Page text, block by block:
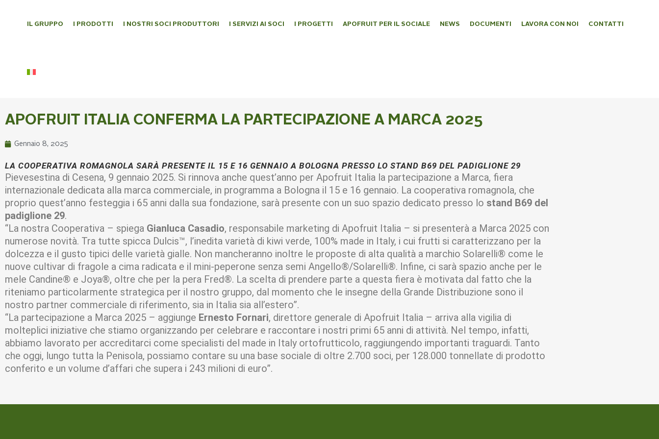
IL GRUPPO I PRODOTTI I NOSTRI SOCI PRODUTTORI I SERVIZI AI SOCI I PROGETTI APOFRUIT PER IL SOCIALE NEWS DOCUMENTI LAVORA CON NOI CONTATTI
APOFRUIT ITALIA CONFERMA LA PARTECIPAZIONE A MARCA 2025
Gennaio 8, 2025
LA COOPERATIVA ROMAGNOLA SARÀ PRESENTE IL 15 E 16 GENNAIO A BOLOGNA PRESSO LO STAND B69 DEL PADIGLIONE 29
Pievesestina di Cesena, 9 gennaio 2025. Si rinnova anche quest’anno per Apofruit Italia la partecipazione a Marca, fiera
internazionale dedicata alla marca commerciale, in programma a Bologna il 15 e 16 gennaio. La cooperativa romagnola, che
proprio quest’anno festeggia i 65 anni dalla sua fondazione, sarà presente con un suo spazio dedicato presso lo stand B69 del
padiglione 29.
“La nostra Cooperativa – spiega Gianluca Casadio, responsabile marketing di Apofruit Italia – si presenterà a Marca 2025 con
numerose novità. Tra tutte spicca Dulcis™, l’inedita varietà di kiwi verde, 100% made in Italy, i cui frutti si caratterizzano per la
dolcezza e il gusto tipici delle varietà gialle. Non mancheranno inoltre le proposte di alta qualità a marchio Solarelli® come le
nuove cultivar di fragole a cima radicata e il mini-peperone senza semi Angello®/Solarelli®. Infine, ci sarà spazio anche per le
mele Candine® e Joya®, oltre che per la pera Fred®. La scelta di prendere parte a questa fiera è motivata dal fatto che la
riteniamo particolarmente strategica per il nostro gruppo, dal momento che le insegne della Grande Distribuzione sono il
nostro partner commerciale di riferimento, sia in Italia sia all’estero”.
“La partecipazione a Marca 2025 – aggiunge Ernesto Fornari, direttore generale di Apofruit Italia – arriva alla vigilia di
molteplici iniziative che stiamo organizzando per celebrare e raccontare i nostri primi 65 anni di attività. Nel tempo, infatti,
abbiamo lavorato per accreditarci come specialisti del made in Italy ortofrutticolo, raggiungendo importanti traguardi. Tanto
che oggi, lungo tutta la Penisola, possiamo contare su una base sociale di oltre 2.700 soci, per 128.000 tonnellate di prodotto
conferito e un volume d’affari che supera i 243 milioni di euro”.